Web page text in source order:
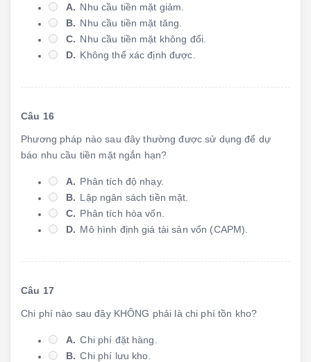
A. Nhu cầu tiền mặt giảm.
B. Nhu cầu tiền mặt tăng.
C. Nhu cầu tiền mặt không đổi.
D. Không thể xác định được.
Câu 16
Phương pháp nào sau đây thường được sử dụng để dự
báo nhu cầu tiền mặt ngắn hạn?
A. Phân tích độ nhạy.
B. Lập ngân sách tiền mặt.
C. Phân tích hòa vốn.
D. Mô hình định giá tài sản vốn (CAPM).
Câu 17
Chi phí nào sau đây KHÔNG phải là chi phí tồn kho?
A. Chi phí đặt hàng.
B. Chi phí lưu kho.